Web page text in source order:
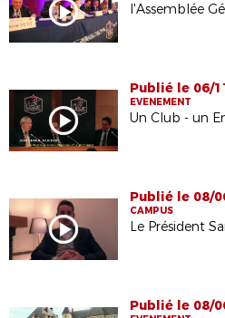
Publié le 06/
EVENEMENT
Un Club - un
Publié le 08/
CAMPUS
Publié le 08/